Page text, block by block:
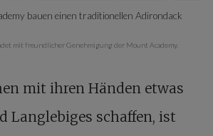
bauen einen traditionellen Adirondack
mit freundlicher Genehmigung der Mount Academy.
mit ihren Händen etwas
Langlebiges schaffen, ist